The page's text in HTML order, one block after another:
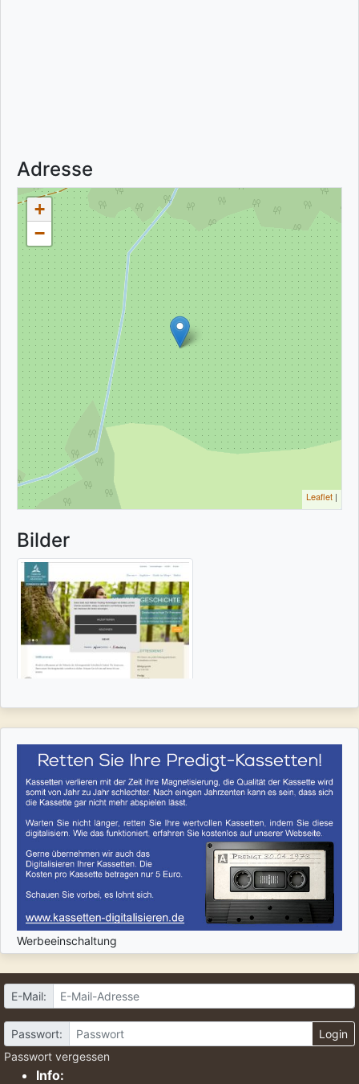
Adresse
+
−
Leaflet |
Bilder
Werbeeinschaltung
E-Mail:
Passwort:
Login
Passwort vergessen
Info: